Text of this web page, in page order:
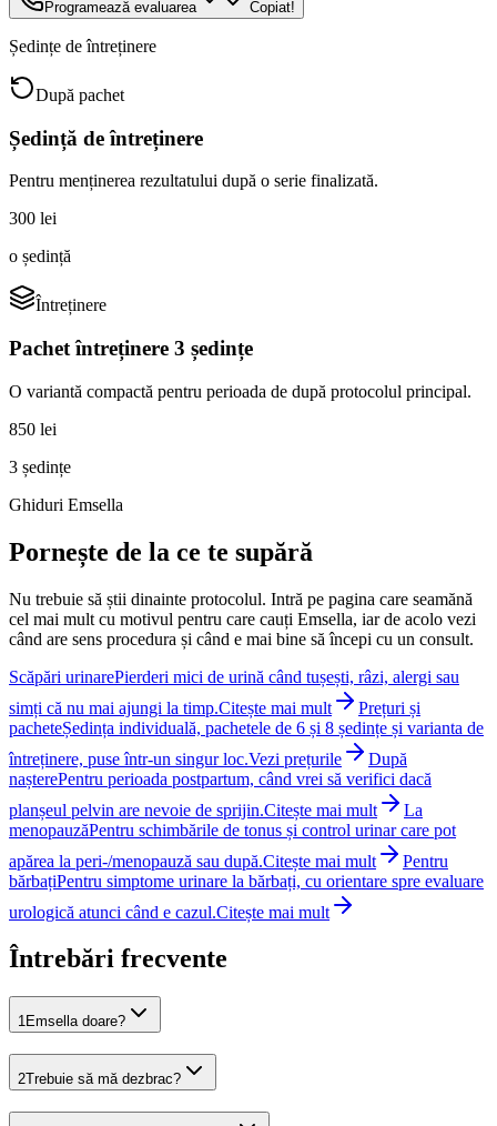
Programează evaluarea Copiat!
Ședințe de întreținere
După pachet
Ședință de întreținere
Pentru menținerea rezultatului după o serie finalizată.
300 lei
o ședință
Întreținere
Pachet întreținere 3 ședințe
O variantă compactă pentru perioada de după protocolul principal.
850 lei
3 ședințe
Ghiduri Emsella
Pornește de la ce te supără
Nu trebuie să știi dinainte protocolul. Intră pe pagina care seamănă
cel mai mult cu motivul pentru care cauți Emsella, iar de acolo vezi
când are sens procedura și când e mai bine să începi cu un consult.
Scăpări urinarePierderi mici de urină când tușești, râzi, alergi sau
simți că nu mai ajungi la timp.Citește mai mult
Prețuri și
pacheteȘedința individuală, pachetele de 6 și 8 ședințe și varianta de
întreținere, puse într-un singur loc.Vezi prețurile
După
nașterePentru perioada postpartum, când vrei să verifici dacă
planșeul pelvin are nevoie de sprijin.Citește mai mult
La
menopauzăPentru schimbările de tonus și control urinar care pot
apărea la peri-/menopauză sau după.Citește mai mult
Pentru
bărbațiPentru simptome urinare la bărbați, cu orientare spre evaluare
urologică atunci când e cazul.Citește mai mult
Întrebări frecvente
1Emsella doare?
2Trebuie să mă dezbrac?